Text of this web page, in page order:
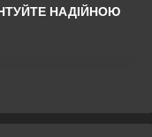
НАДІЙНОЮ